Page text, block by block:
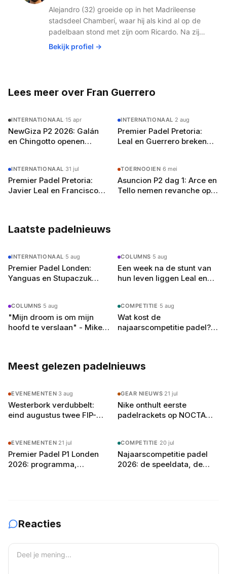
Alejandro (32) groeide op in het Madrileense
stadsdeel Chamberí, waar hij als kind al op de
padelbaan stond met zijn oom Ricardo. Na zijn
studie journalistiek aan de Universidad
snel een missie: het Nederlandse publiek laten
zien hoe groot padel écht is. Met zijn netwerk
Nederlands (met een licht accent, zegt hij zelf)
schrijft hij over alles van Premier Padel-
toernooien tot de opkomst van jong talent.
lokale club in Amsterdam-Oost en droomt hij
van een terugkeer naar het P2-circuit — als
journalist, welteverstaan.
Bekijk profiel →
Lees meer over Fran Guerrero
INTERNATIONAAL·15 apr
NewGiza P2 2026: Galán
en Chingotto openen
INTERNATIONAAL·2 aug
Premier Padel Pretoria:
Leal en Guerrero breken
INTERNATIONAAL·31 jul
Premier Padel Pretoria:
Javier Leal en Francisco
TOERNOOIEN·6 mei
Asuncion P2 dag 1: Arce en
Tello nemen revanche op
Laatste padelnieuws
INTERNATIONAAL·5 aug
Premier Padel Londen:
Yanguas en Stupaczuk
reekshoofden eruit
COLUMNS·5 aug
Een week na de stunt van
hun leven liggen Leal en
COLUMNS·5 aug
"Mijn droom is om mijn
hoofd te verslaan" - Mike
COMPETITIE ·5 aug
Wat kost de
najaarscompetitie padel?
Meest gelezen padelnieuws
EVENEMENTEN·3 aug
Westerbork verdubbelt:
eind augustus twee FIP-
GEAR NIEUWS·21 jul
Nike onthult eerste
padelrackets op NOCTA
EVENEMENTEN·21 jul
Premier Padel P1 Londen
2026: programma,
COMPETITIE ·20 jul
Najaarscompetitie padel
2026: de speeldata, de
Reacties